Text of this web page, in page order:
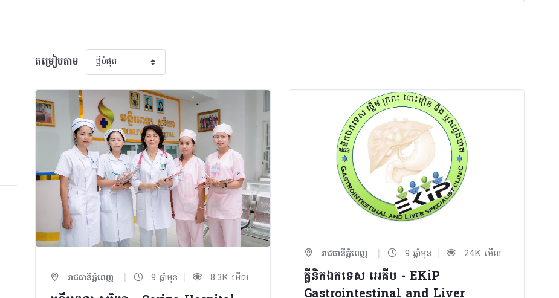
តម្រៀបតាម
រាជធានីភ្នំពេញ | 9 ឆ្នាំមុន | 8.3K មើល
រាជធានីភ្នំពេញ | 9 ឆ្នាំមុន | 24K មើល
គ្លីនិកឯកទេស អេគីប - EKiP